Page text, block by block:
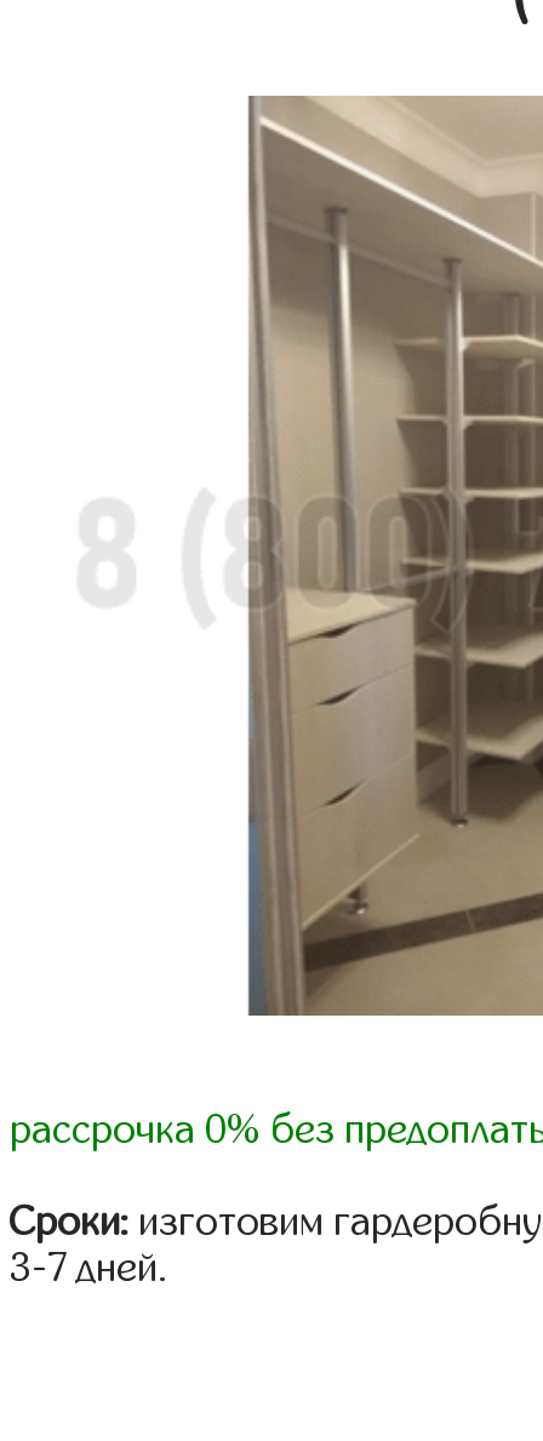
рассрочка 0% без
Сроки: изготовим
3-7 дней.